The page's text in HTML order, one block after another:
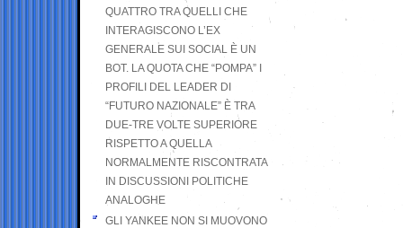
QUATTRO TRA QUELLI CHE
INTERAGISCONO L’EX
GENERALE SUI SOCIAL È UN
BOT. LA QUOTA CHE “POMPA” I
PROFILI DEL LEADER DI
“FUTURO NAZIONALE” È TRA
DUE-TRE VOLTE SUPERIORE
RISPETTO A QUELLA
NORMALMENTE RISCONTRATA
IN DISCUSSIONI POLITICHE
ANALOGHE
GLI YANKEE NON SI MUOVONO